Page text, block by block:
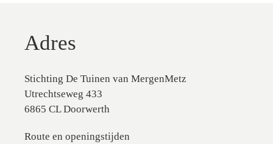
Adres
Stichting De Tuinen van MergenMetz
Utrechtseweg 433
6865 CL Doorwerth
Route en openingstijden